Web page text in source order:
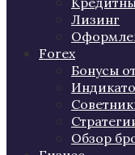
Лизинг
Forex
Бонусы
Обзор